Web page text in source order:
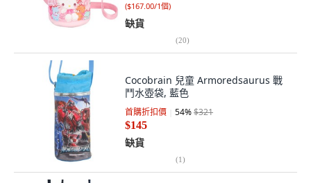
($167.00/1個)
缺貨
(20)
Cocobrain 兒童 Armoredsaurus 戰
鬥水壺袋, 藍色
首購折扣價 54%$321
$145
缺貨
(1)